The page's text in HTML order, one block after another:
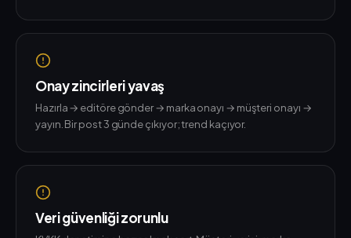
Onay zincirleri yavaş
Hazırla → editöre gönder → marka onayı → müşteri onayı →
yayın. Bir post 3 günde çıkıyor; trend kaçıyor.
Veri güvenliği zorunlu